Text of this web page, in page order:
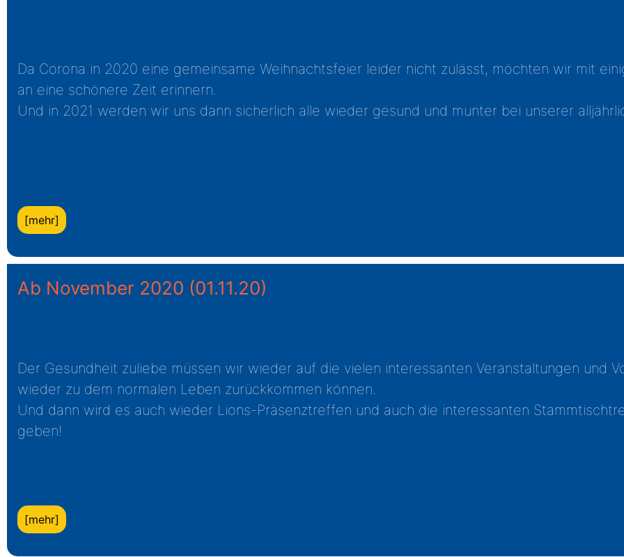
Da Corona in 2020 eine gemeinsame Weihnachtsfeier leider nicht zulässt, möchten wir mit
an eine schönere Zeit erinnern.
Und in 2021 werden wir uns dann sicherlich alle wieder gesund und munter bei unserer
[mehr]
Ab November 2020 (01.11.20)
Der Gesundheit zuliebe müssen wir wieder auf die vielen interessanten Veranstaltungen und
wieder zu dem normalen Leben zurückkommen können.
Und dann wird es auch wieder Lions-Präsenztreffen und auch die interessanten
geben!
[mehr]